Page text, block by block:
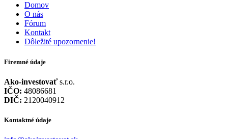
Domov
O nás
Fórum
Kontakt
Dôležité upozornenie!
Firemné údaje
Ako-investovaťs.r.o.
IČO: 48086681
DIČ: 2120040912
Kontaktné údaje